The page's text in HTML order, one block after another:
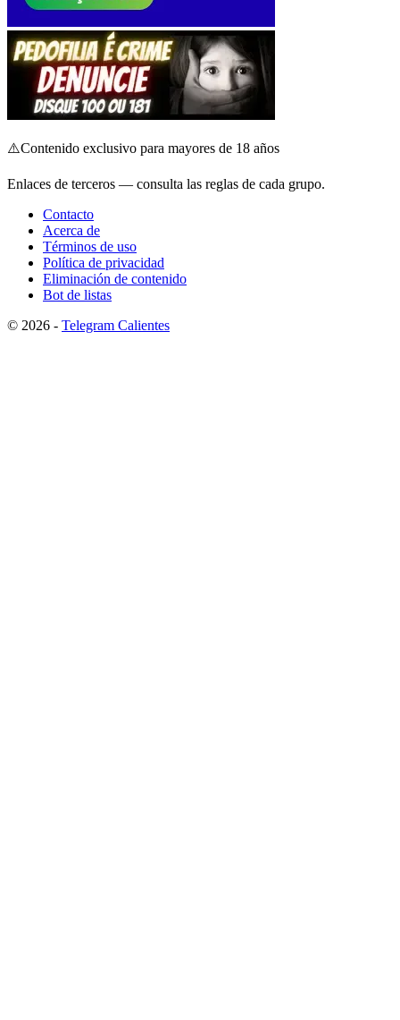
⚠️Contenido exclusivo para mayores de 18 años
Enlaces de terceros — consulta las reglas de cada grupo.
Contacto
Acerca de
Términos de uso
Política de privacidad
Eliminación de contenido
Bot de listas
© 2026 - Telegram Calientes